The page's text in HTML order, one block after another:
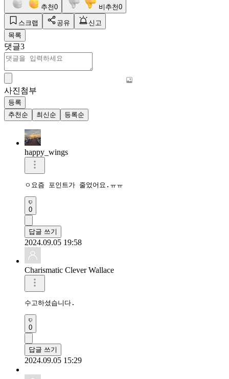
추천0 비추천0
스크랩 공유
신고
목록
댓글3
사진첨부
등록
추천순
최신순 등록순
happy_wings
ㅇ요즘 포인트가 줄었어요.ㅠㅠ
0
답글 쓰기
2024.09.05 19:58
Charismatic Clever Wallace
수고하셨습니다.
0
답글 쓰기
2024.09.05 15:29